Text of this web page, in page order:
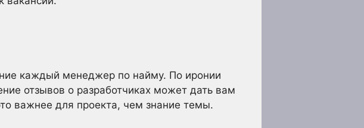
каждый менеджер по найму. По иронии
отзывов о разработчиках может дать вам
важнее для проекта, чем знание темы.